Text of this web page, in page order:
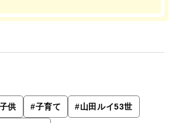
子供 #子育て #山田ルイ53世